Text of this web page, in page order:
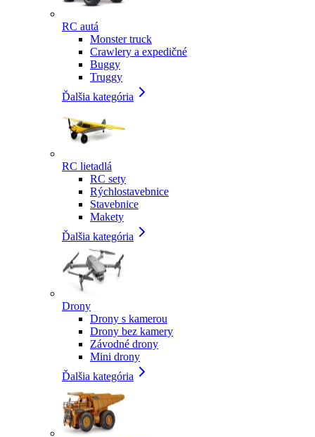
RC autá
Monster truck
Crawlery a expedičné
Buggy
Truggy
Ďalšia kategória
RC lietadlá
RC sety
Rýchlostavebnice
Stavebnice
Makety
Ďalšia kategória
Drony
Drony s kamerou
Drony bez kamery
Závodné drony
Mini drony
Ďalšia kategória